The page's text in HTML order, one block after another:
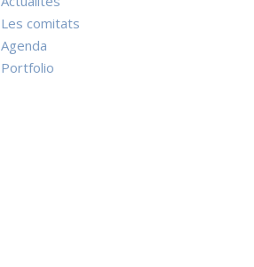
Les comitats
Agenda
Portfolio